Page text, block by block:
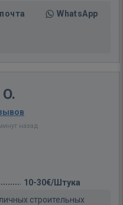
WhatsApp
назад
10-30€/Штука
строительных